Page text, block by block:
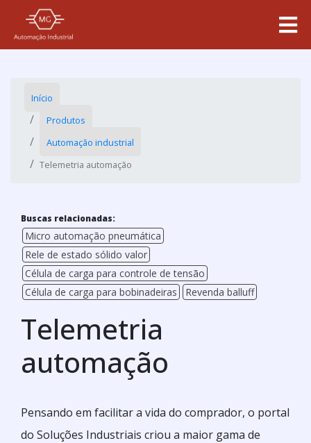
Início
Produtos
Automação industrial
Telemetria automação
Buscas relacionadas:
Micro automação pneumática
Rele de estado sólido valor
Célula de carga para controle de tensão
Célula de carga para bobinadeiras
Revenda balluff
Telemetria
automação
Pensando em facilitar a vida do comprador, o portal
do Soluções Industriais criou a maior gama de